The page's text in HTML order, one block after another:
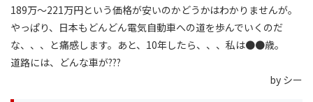
189万〜221万円という価格が安いのかどうかはわかりませんが。
やっぱり、日本もどんどん電気自動車への道を歩んでいくのだ
な、、、と痛感します。あと、10年したら、、、私は●●歳。
道路には、どんな車が???
by シー